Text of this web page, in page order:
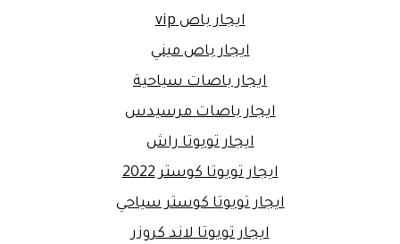
ايجار باص vip
ايجار باص ميني
ايجار باصات سياحية
ايجار باصات مرسيدس
ايجار تويوتا راش
ايجار تويوتا كوستر 2022
ايجار تويوتا كوستر سياحي
ايجار تويوتا لاند كروزر